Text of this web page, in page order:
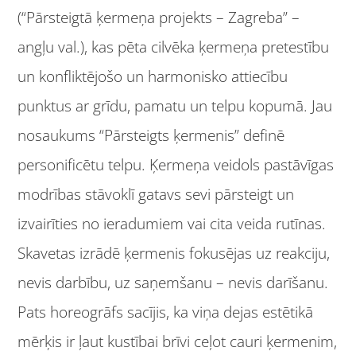
(“Pārsteigtā ķermeņa projekts – Zagreba” –
angļu val.), kas pēta cilvēka ķermeņa pretestību
un konfliktējošo un harmonisko attiecību
punktus ar grīdu, pamatu un telpu kopumā. Jau
nosaukums “Pārsteigts ķermenis” definē
personificētu telpu. Ķermeņa veidols pastāvīgas
modrības stāvoklī gatavs sevi pārsteigt un
izvairīties no ieradumiem vai cita veida rutīnas.
Skavetas izrādē ķermenis fokusējas uz reakciju,
nevis darbību, uz saņemšanu – nevis darīšanu.
Pats horeogrāfs sacījis, ka viņa dejas estētikā
mērķis ir ļaut kustībai brīvi ceļot cauri ķermenim,